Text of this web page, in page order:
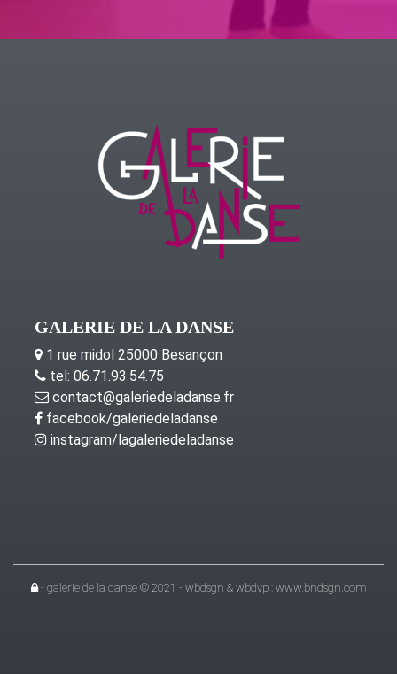
GALERIE DE LA DANSE
1 rue midol 25000 Besançon
tel: 06.71.93.54.75
contact@galeriedeladanse.fr
facebook/galeriedeladanse
instagram/lagaleriedeladanse
- galerie de la danse © 2021 - wbdsgn & wbdvp : www.bndsgn.com